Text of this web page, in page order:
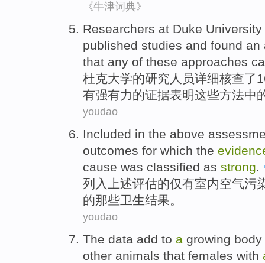
《牛津词典》
Researchers at Duke University
published studies and found an
that any of these approaches
杜克大学的研究人员详细核查了
有强有力的证据表明这些方法中
youdao
Included in the above
outcomes for which the
cause was classified as strong.
列入
上述评估的仅有室内空气污
的那些卫生结果。
youdao
The data add to a growing body
other animals that females with